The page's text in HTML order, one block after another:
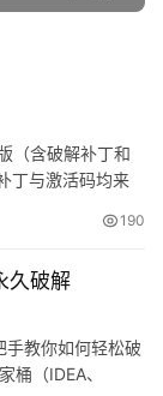
（含破解补丁和
丁与激活码均来
的话，强烈建议
190
久破解
教你如何轻松破
（IDEA、